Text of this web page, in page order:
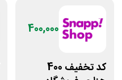
400,000
کد تخفیف 400